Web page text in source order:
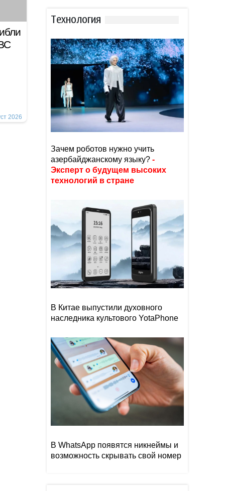
2026
Тexнoлoгия
Зачем роботов нужно учить
азербайджанскому языку? -
Эксперт о будущем высоких
технологий в стране
В Китае выпустили духовного
наследника культового YotaPhone
В WhatsApp появятся никнеймы и
возможность скрывать свой номер